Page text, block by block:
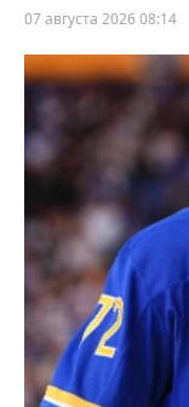
07 августа 2026 08:14